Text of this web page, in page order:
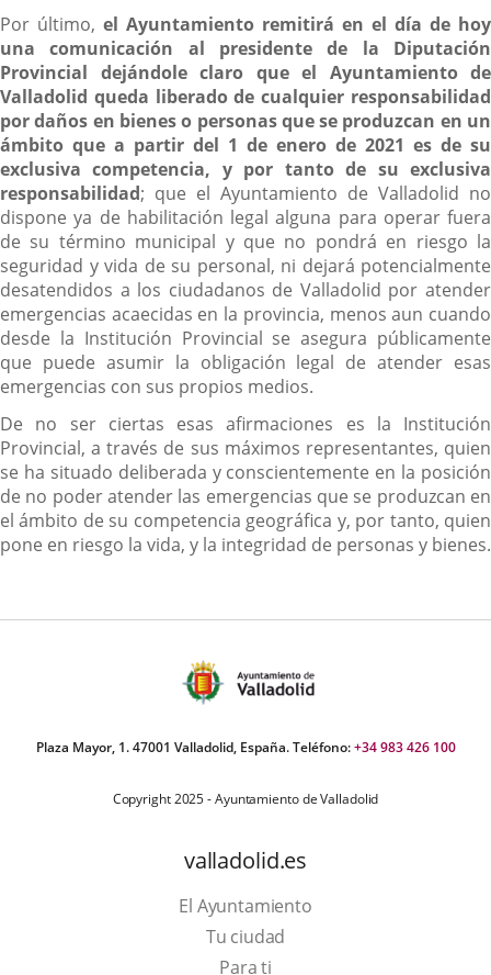
Por último, el Ayuntamiento remitirá en el día de hoy
una comunicación al presidente de la Diputación
Provincial dejándole claro que el Ayuntamiento de
Valladolid queda liberado de cualquier responsabilidad
por daños en bienes o personas que se produzcan en un
ámbito que a partir del 1 de enero de 2021 es de su
exclusiva competencia, y por tanto de su exclusiva
responsabilidad; que el Ayuntamiento de Valladolid no
dispone ya de habilitación legal alguna para operar fuera
de su término municipal y que no pondrá en riesgo la
seguridad y vida de su personal, ni dejará potencialmente
desatendidos a los ciudadanos de Valladolid por atender
emergencias acaecidas en la provincia, menos aun cuando
desde la Institución Provincial se asegura públicamente
que puede asumir la obligación legal de atender esas
emergencias con sus propios medios.
De no ser ciertas esas afirmaciones es la Institución
Provincial, a través de sus máximos representantes, quien
se ha situado deliberada y conscientemente en la posición
de no poder atender las emergencias que se produzcan en
el ámbito de su competencia geográfica y, por tanto, quien
pone en riesgo la vida, y la integridad de personas y bienes.
Plaza Mayor, 1. 47001 Valladolid, España. Teléfono:+34 983 426 100
Copyright 2025 - Ayuntamiento de Valladolid
valladolid.es
El Ayuntamiento
Tu ciudad
Para ti